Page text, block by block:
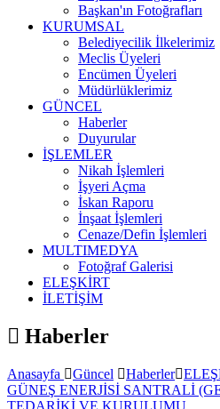
Başkan'ın Fotoğrafları
KURUMSAL
Belediyecilik İlkelerimiz
Meclis Üyeleri
Encümen Üyeleri
Müdürlüklerimiz
GÜNCEL
Haberler
Duyurular
İŞLEMLER
Nikah İşlemleri
İşyeri Açma
İskan Raporu
İnşaat İşlemleri
Cenaze/Defin İşlemleri
MULTIMEDYA
Fotoğraf Galerisi
ELEŞKİRT
İLETİŞİM
Haberler
Anasayfa Güncel Haberler
GÜNEŞ ENERJİSİ SANTRALİ
TEDARİKİ VE KURULUMU